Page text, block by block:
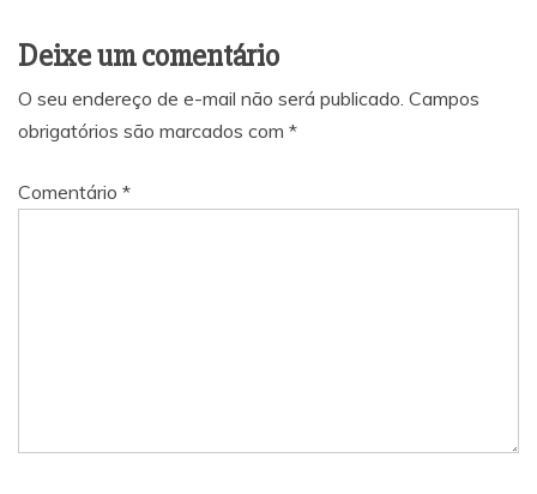
Deixe um comentário
O seu endereço de e-mail não será publicado. Campos
obrigatórios são marcados com *
Comentário *